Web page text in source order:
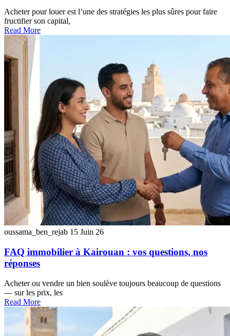
Acheter pour louer est l’une des stratégies les plus sûres pour faire
fructifier son capital,
Read More
oussama_ben_rejab 15 Juin 26
FAQ immobilier à Kairouan : vos questions, nos
réponses
Acheter ou vendre un bien soulève toujours beaucoup de questions
— sur les prix, les
Read More